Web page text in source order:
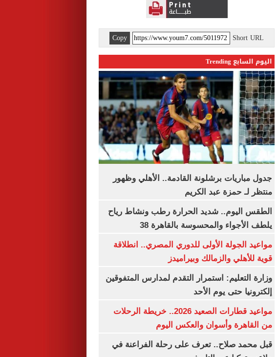
Short URL
Copy
اليوم السابع Trending
جدول مباريات برشلونة القادمة.. الأهلي وظهور
منتظر لـ حمزة عبد الكريم
الطقس اليوم.. شديد الحرارة رطب ونشاط رياح
يلطف الأجواء والمحسوسة بالقاهرة 38
مواعيد الجولة الأولى للدوري المصري.. انطلاقة
قوية للأهلي والزمالك وبيراميدز
وزارة التعليم: استمرار التقدم لمدارس المتفوقين
إلكترونيا حتى يوم الأحد
مواعيد قطارات الصعيد 2026.. خريطة الرحلات
من القاهرة وأسوان والعكس اليوم
قبل محمد صلاح.. تعرف على رحلة الفراعنة في